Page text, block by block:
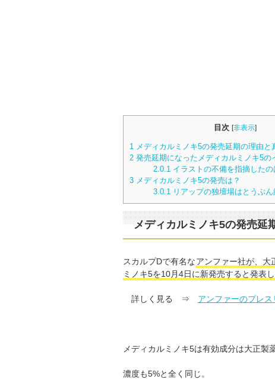
目次 [非表示]
1 メディカルミノキ5の発売延期の理由と
2 発売延期になったメディカルミノキ5の
2.0.1イラストの不備を指摘したの
3 メディカルミノキ5の発売は？
3.0.1リアップの独壇場はとうぶん
メディカルミノキ5の発売延
スカルプDで有名なアンファー社が、大
ミノキ5を10月4日に新発売すると発表
詳しく見る ⇒ アンファーのプレス
メディカルミノキ5は有効成分は大正製
濃度も5%と全く同じ。